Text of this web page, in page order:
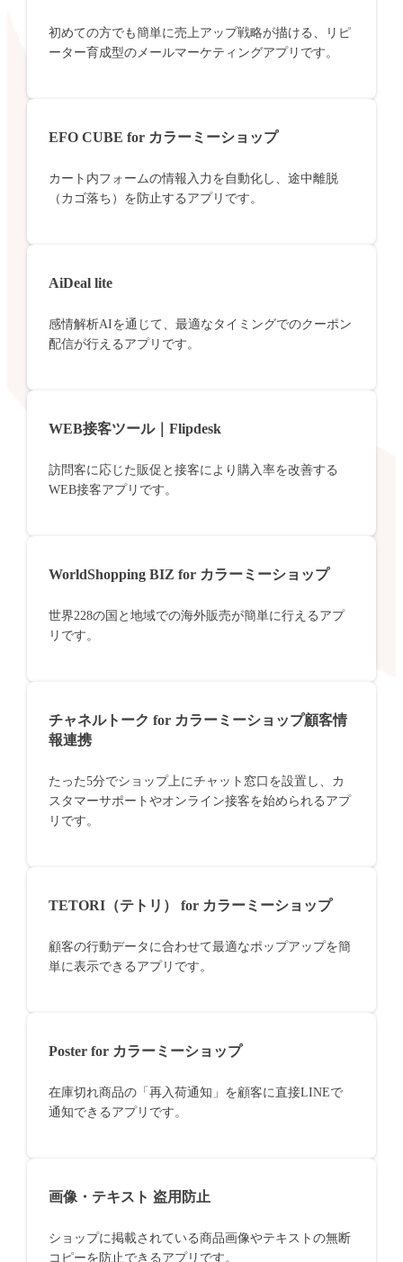
初めての方でも簡単に売上アップ戦略が描ける、リピ
ーター育成型のメールマーケティングアプリです。
EFO CUBE for カラーミーショップ
カート内フォームの情報入力を自動化し、途中離脱
（カゴ落ち）を防止するアプリです。
AiDeal lite
感情解析AIを通じて、最適なタイミングでのクーポン
配信が行えるアプリです。
WEB接客ツール｜Flipdesk
訪問客に応じた販促と接客により購入率を改善する
WEB接客アプリです。
WorldShopping BIZ for カラーミーショップ
世界228の国と地域での海外販売が簡単に行えるアプ
リです。
チャネルトーク for カラーミーショップ顧客情
報連携
たった5分でショップ上にチャット窓口を設置し、カ
スタマーサポートやオンライン接客を始められるアプ
リです。
TETORI（テトリ） for カラーミーショップ
顧客の行動データに合わせて最適なポップアップを簡
単に表示できるアプリです。
Poster for カラーミーショップ
在庫切れ商品の「再入荷通知」を顧客に直接LINEで
通知できるアプリです。
画像・テキスト 盗用防止
ショップに掲載されている商品画像やテキストの無断
コピーを防止できるアプリです。